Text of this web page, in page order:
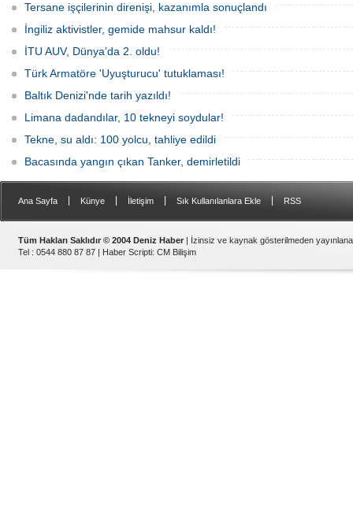
Tersane işçilerinin direnişi, kazanımla sonuçlandı
İngiliz aktivistler, gemide mahsur kaldı!
İTU AUV, Dünya’da 2. oldu!
Türk Armatöre 'Uyuşturucu' tutuklaması!
Baltık Denizi'nde tarih yazıldı!
Limana dadandılar, 10 tekneyi soydular!
Tekne, su aldı: 100 yolcu, tahliye edildi
Bacasında yangın çıkan Tanker, demirletildi
Ana Sayfa Künye İletişim Sık Kullanılanlara Ekle RSS
Tüm Hakları Saklıdır © 2004 Deniz Haber | İzinsiz ve kaynak gösterilmeden
Tel : 0544 880 87 87 | Haber Scripti: CM Bilişim